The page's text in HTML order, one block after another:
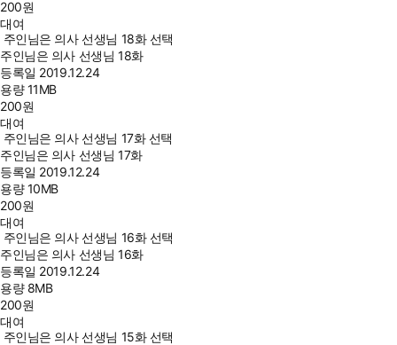
200원
대여
주인님은 의사 선생님 18화 선택
주인님은 의사 선생님 18화
등록일 2019.12.24
용량11MB
200원
대여
주인님은 의사 선생님 17화 선택
주인님은 의사 선생님 17화
등록일 2019.12.24
용량10MB
200원
대여
주인님은 의사 선생님 16화 선택
주인님은 의사 선생님 16화
등록일 2019.12.24
용량 8MB
200원
대여
주인님은 의사 선생님 15화 선택